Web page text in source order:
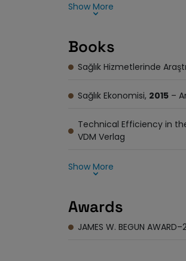
Show More
Books
Sağlık Hizmetlerinde
Sağlık Ekonomisi, 2015 –
Technical Efficiency in
VDM Verlag
Show More
Awards
JAMES W. BEGUN